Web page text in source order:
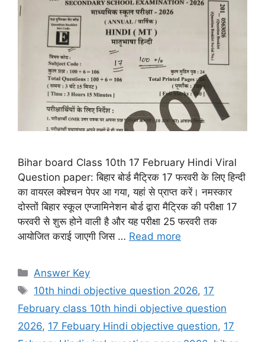
Bihar board Class 10th 17 February Hindi Viral
Question paper: बिहार बोर्ड मैट्रिक 17 फरवरी के लिए हिन्दी
का वायरल क्वेश्चन पेपर आ गया, यहां से प्राप्त करें। नमस्कार
दोस्तों बिहार स्कूल एग्जामिनेशन बोर्ड द्वारा मैट्रिक की परीक्षा 17
फरवरी से शुरू होने वाली है और यह परीक्षा 25 फरवरी तक
आयोजित कराई जाएगी जिस … Read more
Categories
Answer Key
Tags
10th hindi objective question 2026, 17
February class 10th hindi objective question
2026, 17 Febuary Hindi objective question, 17